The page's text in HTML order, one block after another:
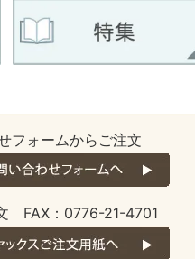
フォームからご注文
FAX：0776-21-4701